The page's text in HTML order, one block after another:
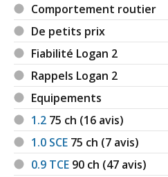
Comportement routier
De petits prix
Fiabilité Logan 2
Rappels Logan 2
Equipements
1.2 75 ch (16 avis)
1.0 SCE 75 ch (7 avis)
0.9 TCE 90 ch (47 avis)